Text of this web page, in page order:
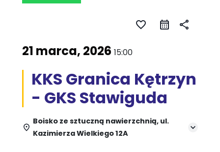
favorite_border share
21 marca, 2026 15:00
KKS Granica Kętrzyn
- GKS Stawiguda
Boisko ze sztuczną nawierzchnią, ul.
Kazimierza Wielkiego 12A